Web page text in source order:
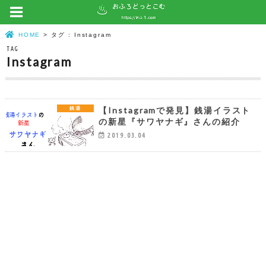
HOME タグ : Instagram
TAG
Instagram
銭湯
【Instagramで発見】銭湯イラスト
の新星『サワヤナギ』さんの紹介
2019.03.04